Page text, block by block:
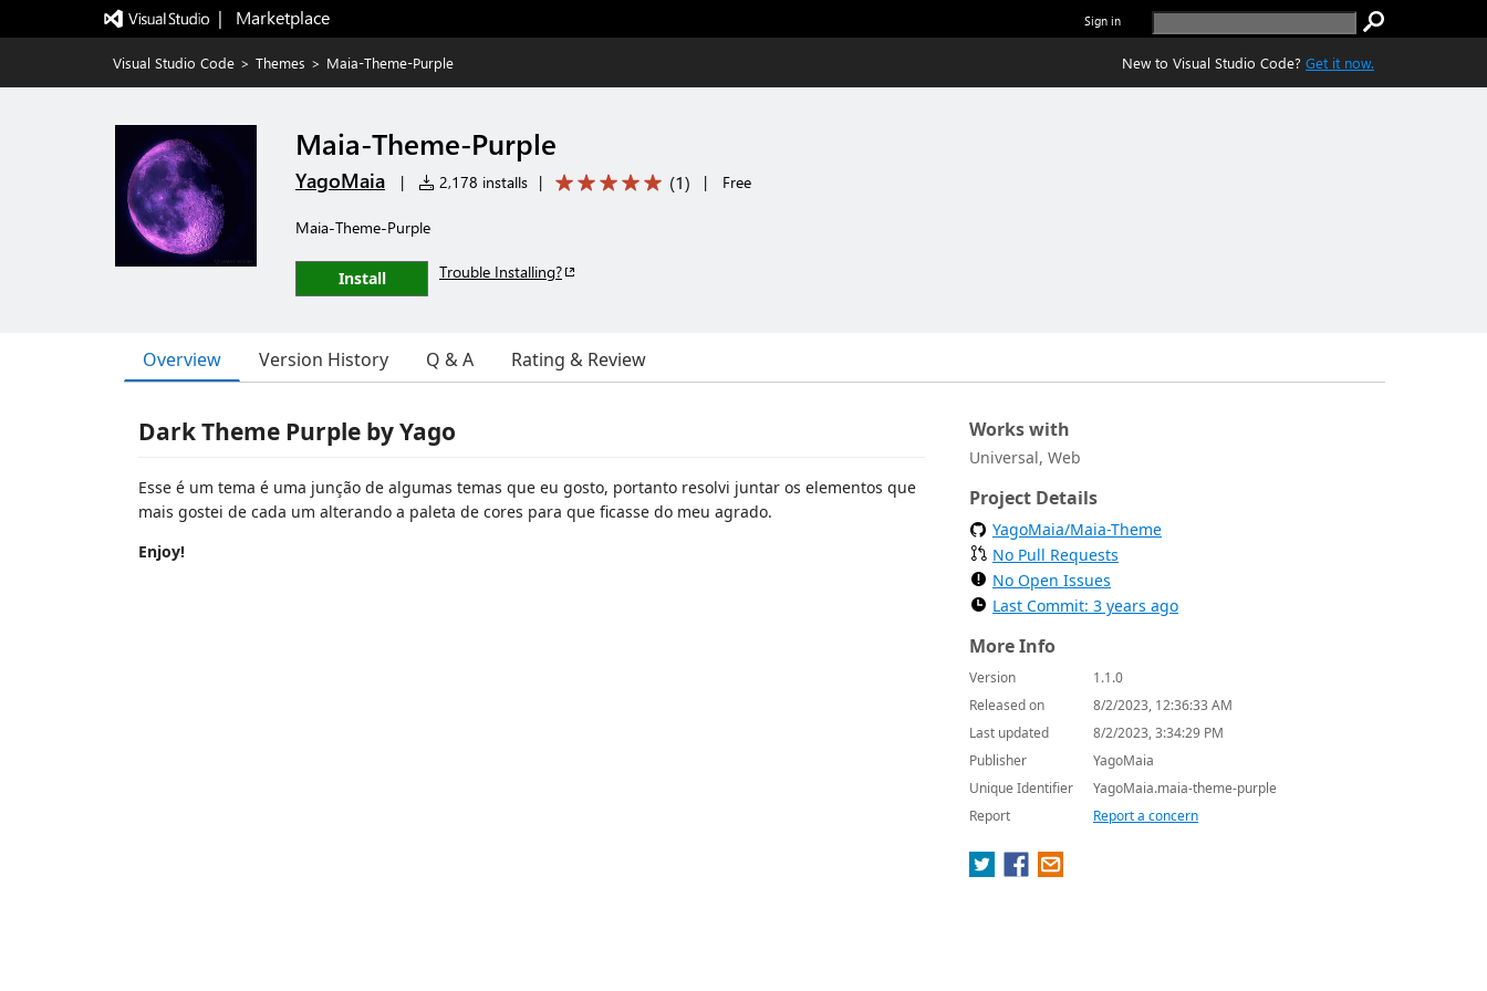
|   Marketplace Sign in
Visual Studio Code > Themes > Maia-Theme-Purple New to Visual Studio Code? Get it now.
Maia-Theme-Purple
YagoMaia | 2,178 installs | (1) | Free
Maia-Theme-Purple
Install Trouble Installing?
Overview Version History Q & A Rating & Review
Dark Theme Purple by Yago
Esse é um tema é uma junção de algumas temas que eu gosto, portanto resolvi juntar os elementos que
mais gostei de cada um alterando a paleta de cores para que ficasse do meu agrado.
Enjoy!
Works with
Universal, Web
Project Details
YagoMaia/Maia-Theme
No Pull Requests
No Open Issues
Last Commit: 3 years ago
More Info
Version
1.1.0
Released on
8/2/2023, 12:36:33 AM
Last updated
8/2/2023, 3:34:29 PM
Publisher
YagoMaia
Unique Identifier
YagoMaia.maia-theme-purple
Report
Report a concern